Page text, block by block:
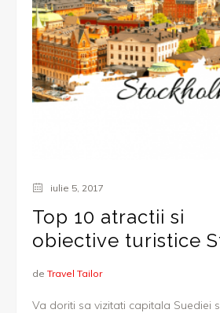
iulie 5, 2017
Top 10 atractii si
obiective turistice
de Travel Tailor
Va doriti sa vizitati capitala Suediei